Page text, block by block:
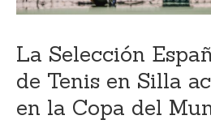
La Selección
de Tenis en Silla
en la Copa del